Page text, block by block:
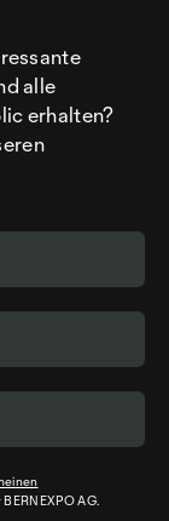
alle
erhalten?
AG.